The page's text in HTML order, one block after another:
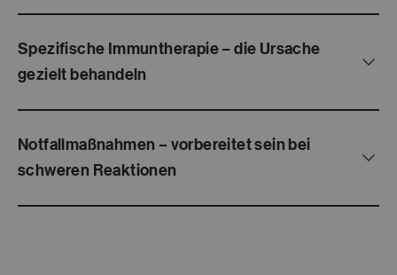
Spezifische Immuntherapie – die Ursache
gezielt behandeln
Notfallmaßnahmen – vorbereitet sein bei
schweren Reaktionen